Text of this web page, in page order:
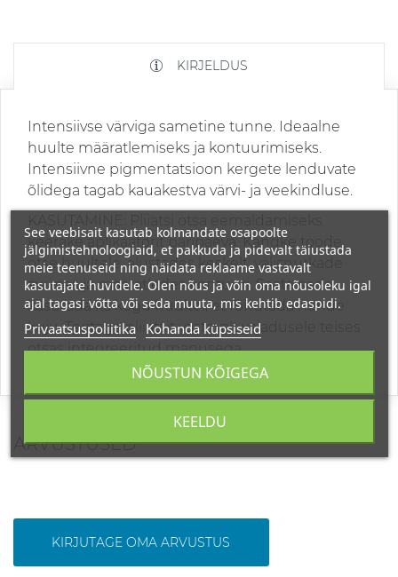
KIRJELDUS
Intensiivse värviga sametine tunne. Ideaalne
huulte määratlemiseks ja kontuurimiseks.
Intensiivne pigmentatsioon kergete lenduvate
õlidega tagab kauakestva värvi- ja veekindluse.
keerake aplikaatorit päripäeva. Kandke toode
otse huultele, alustades keskelt, välisnurkade
suunas ja määratledes kontuuri. Saate seda
kasutada ka kogu huultel, et rõhutada nende
kuju. Teritage pliiatsit vastavalt vajadusele teises
otsas integreeritud manusega.
ARVUSTUSED
KIRJUTAGE OMA ARVUSTUS
See veebisait kasutab kolmandate osapoolte
jälgimistehnoloogiaid, et pakkuda ja pidevalt täiustada
meie teenuseid ning näidata reklaame vastavalt
kasutajate huvidele. Olen nõus ja võin oma nõusoleku igal
ajal tagasi võtta või seda muuta, mis kehtib edaspidi.
Privaatsuspoliitika Kohanda küpsiseid
KEELDU
NÕUSTUN KÕIGEGA